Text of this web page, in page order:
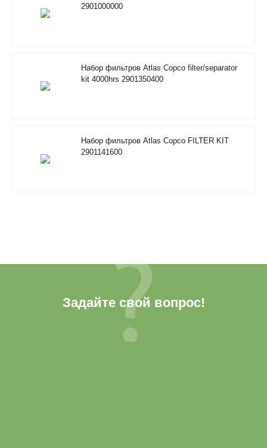
2901000000
Набор фильтров Atlas Copco filter/separator
kit 4000hrs 2901350400
Набор фильтров Atlas Copco FILTER KIT
2901141600
Задайте свой вопрос!